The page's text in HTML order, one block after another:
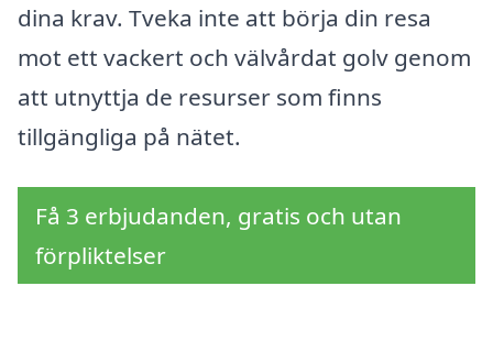
dina krav. Tveka inte att börja din resa
mot ett vackert och välvårdat golv genom
att utnyttja de resurser som finns
tillgängliga på nätet.
Få 3 erbjudanden, gratis och utan
förpliktelser